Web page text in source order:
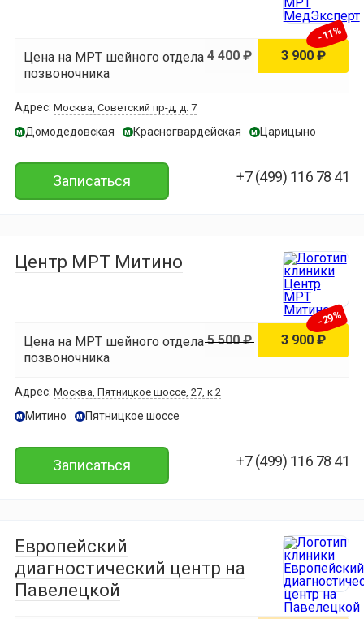
Цена на МРТ шейного отдела
позвоночника
3 900 ₽
4 400 ₽
-11%
Адрес: Москва, Советский пр-д, д. 7
м Домодедовская м Красногвардейская м Царицыно
Записаться +7 (499) 116 78 41
Центр МРТ Митино
Цена на МРТ шейного отдела
позвоночника
3 900 ₽
5 500 ₽
-29%
Адрес: Москва, Пятницкое шоссе, 27, к.2
м Митино м Пятницкое шоссе
Записаться +7 (499) 116 78 41
Европейский
диагностический центр на
Павелецкой